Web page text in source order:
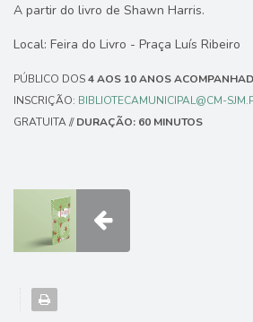
A partir do livro de Shawn Harris.
Local: Feira do Livro - Praça Luís Ribeiro
PÚBLICO DOS4 AOS 10 ANOS
INSCRIÇÃO: BIBLIOTECAMUNICIPAL@CM-
GRATUITA //DURAÇÃO: 60 MINUTOS